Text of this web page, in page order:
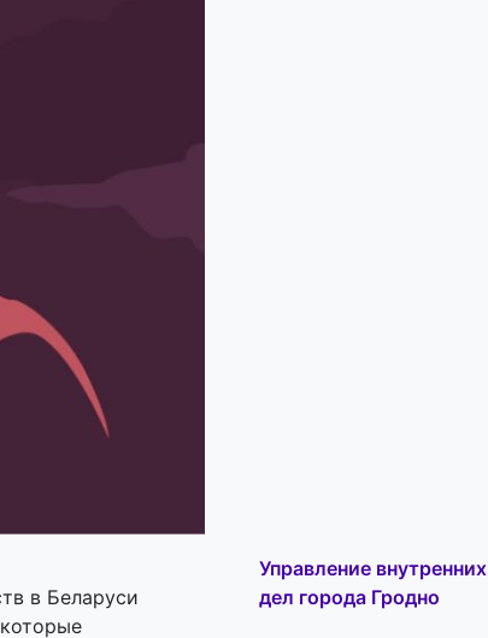
в Беларуси
Управление внутренних
дел города Гродно